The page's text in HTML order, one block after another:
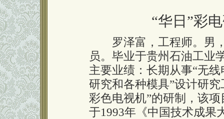
“华日”彩
罗泽富，工程师。男，
员。毕业于贵州石油工业
主要业绩：长期从事“无
研究和各种模具”设计研
彩色电视机”的研制，该
于1993年《中国技术成果